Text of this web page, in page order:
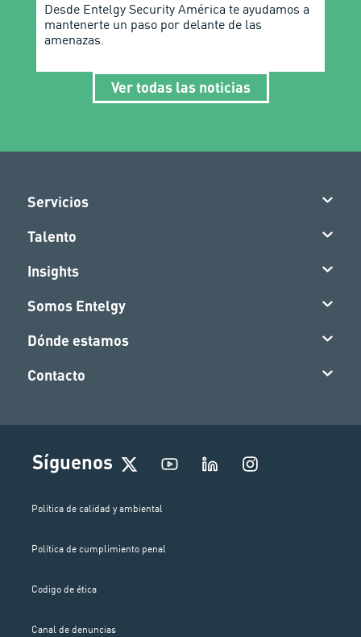
Desde Entelgy Security América te ayudamos a
mantenerte un paso por delante de las
amenazas.
Ver todas las noticias
Servicios
Talento
Insights
Somos Entelgy
Dónde estamos
Contacto
Síguenos
I
n
Política de calidad y ambiental
Política de cumplimiento penal
Codigo de ética
Canal de denuncias